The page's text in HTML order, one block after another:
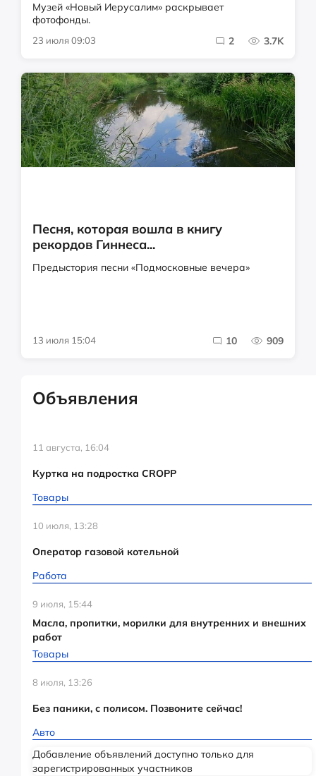
Музей «Новый Иерусалим» раскрывает
фотофонды.
23 июля 09:03 2 3.7K
Песня, которая вошла в книгу
рекордов Гиннеса...
Предыстория песни «Подмосковные вечера»
13 июля 15:04 10 909
Объявления
11 августа, 16:04
Куртка на подростка CROPP
Товары
10 июля, 13:28
Оператор газовой котельной
Работа
9 июля, 15:44
Масла, пропитки, морилки для внутренних и внешних
работ
Товары
8 июля, 13:26
Без паники, с полисом. Позвоните сейчас!
Авто
Добавление объявлений доступно только для
зарегистрированных участников